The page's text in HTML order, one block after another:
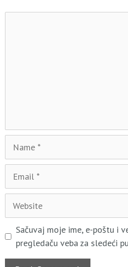
Sačuvaj moje ime, e-poštu i
pregledaču veba za sledeći